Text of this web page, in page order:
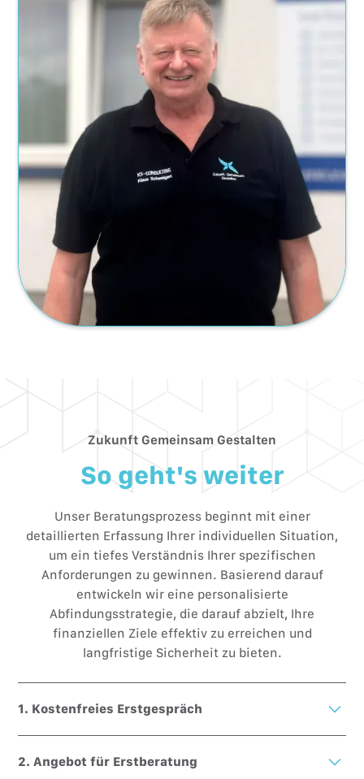
Zukunft Gemeinsam Gestalten
So geht's weiter
Unser Beratungsprozess beginnt mit einer
detaillierten Erfassung Ihrer individuellen Situation,
um ein tiefes Verständnis Ihrer spezifischen
Anforderungen zu gewinnen. Basierend darauf
entwickeln wir eine personalisierte
Abfindungsstrategie, die darauf abzielt, Ihre
finanziellen Ziele effektiv zu erreichen und
langfristige Sicherheit zu bieten.
1. Kostenfreies Erstgespräch
Antworten. Erfahren Sie, wie wir Ihnen auf Ihrem Weg
2. Angebot für Erstberatung